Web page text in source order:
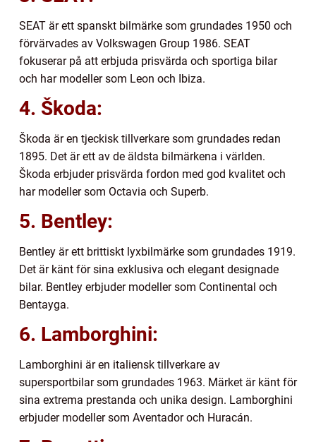
SEAT är ett spanskt bilmärke som grundades 1950 och
förvärvades av Volkswagen Group 1986. SEAT
fokuserar på att erbjuda prisvärda och sportiga bilar
och har modeller som Leon och Ibiza.
4. Škoda:
Škoda är en tjeckisk tillverkare som grundades redan
1895. Det är ett av de äldsta bilmärkena i världen.
Škoda erbjuder prisvärda fordon med god kvalitet och
har modeller som Octavia och Superb.
5. Bentley:
Bentley är ett brittiskt lyxbilmärke som grundades 1919.
Det är känt för sina exklusiva och elegant designade
bilar. Bentley erbjuder modeller som Continental och
Bentayga.
6. Lamborghini:
Lamborghini är en italiensk tillverkare av
supersportbilar som grundades 1963. Märket är känt för
sina extrema prestanda och unika design. Lamborghini
erbjuder modeller som Aventador och Huracán.